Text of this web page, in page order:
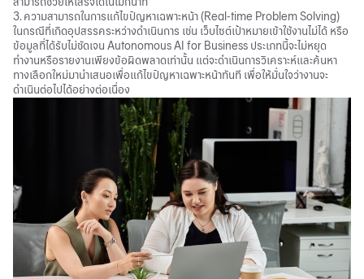
3. ความสามารถในการแก้ไขปัญหาเฉพาะหน้า (Real-time Problem Solving)
ในกรณีที่เกิดอุปสรรคระหว่างดำเนินการ เช่น เว็บไซต์เป้าหมายเข้าใช้งานไม่ได้ หรือ
ข้อมูลที่ได้รับไม่ชัดเจน Autonomous AI for Business ประเภทนี้จะไม่หยุด
ทำงานหรือรายงานเพียงข้อผิดพลาดเท่านั้น แต่จะดำเนินการวิเคราะห์และค้นหา
ทางเลือกใหม่มานำเสนอเพื่อแก้ไขปัญหาเฉพาะหน้าทันที เพื่อให้มั่นใจว่างานจะ
ดำเนินต่อไปได้อย่างต่อเนื่อง